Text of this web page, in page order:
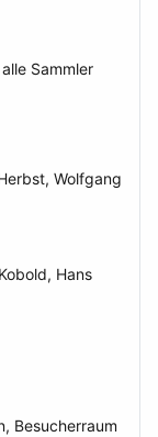
Sammler
Wolfgang
Kobold, Hans
Besucherraum